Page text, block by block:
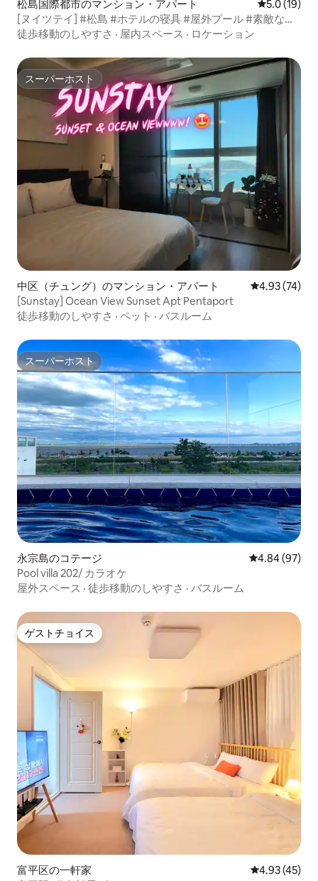
松島国際都市のマンション・アパート レビュー19
5.0 (19)
[ヌイツテイ] #松島 #ホテルの寝具 #屋外プール #素敵な夜
景 #感性ビュー #駐車場
徒歩移動のしやすさ · 屋内スペース · ロケーション
スーパーホスト
スーパーホスト
中区（チュング）のマンション・アパート レビュー74
4.93 (74)
[Sunstay] Ocean View Sunset Apt Pentaport
徒歩移動のしやすさ · ペット · バスルーム
スーパーホスト
スーパーホスト
永宗島のコテージ レビュー97
4.84 (97)
Pool villa 202/ カラオケ
屋外スペース · 徒歩移動のしやすさ · バスルーム
ゲストチョイス
ゲストチョイス
富平区の一軒家 レビュー45
4.93 (45)